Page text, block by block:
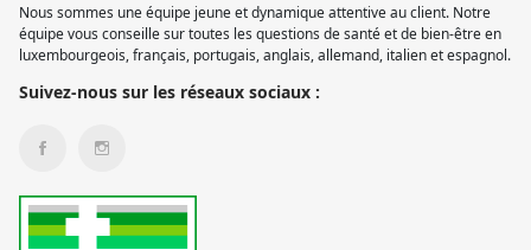
Nous sommes une équipe jeune et dynamique attentive au client. Notre
équipe vous conseille sur toutes les questions de santé et de bien-être en
luxembourgeois, français, portugais, anglais, allemand, italien et espagnol.
Suivez-nous sur les réseaux sociaux :